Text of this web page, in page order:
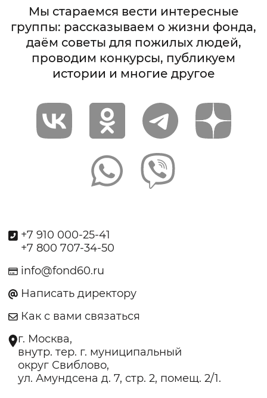
Мы стараемся вести интересные
группы: рассказываем о жизни фонда,
даём советы для пожилых людей,
проводим конкурсы, публикуем
истории и многие другое
+7 910 000-25-41
+7 800 707-34-50
info@fond60.ru
Написать директору
Как с вами связаться
г. Москва,
внутр. тер. г. муниципальный
округ Свиблово,
ул. Амундсена д. 7, стр. 2, помещ. 2/1.